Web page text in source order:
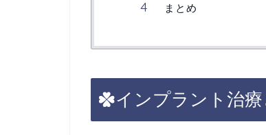
まとめ
インプラント治療